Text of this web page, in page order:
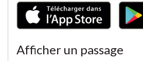
Afficher un passage